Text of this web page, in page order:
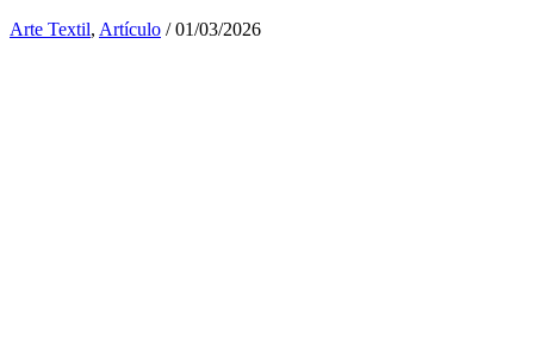
Arte Textil, Artículo /01/03/2026